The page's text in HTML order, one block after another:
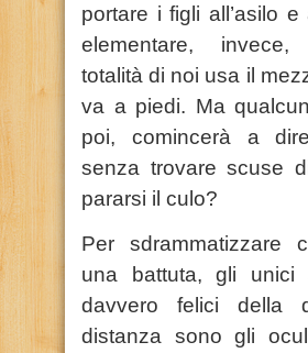
portare i figli all’asilo
elementare,
totalità di noi usa il
va a piedi. Ma
poi, comincerà a
senza trovare scuse
pararsi il culo?
Per sdrammatizzare
una battuta, gli unici
davvero felici della
distanza sono gli